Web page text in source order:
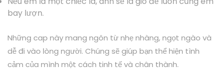
bay lượn.
Những cap này mang ngôn từ nhẹ nhàng, ngọt ngào và
dễ đi vào lòng người. Chúng sẽ giúp bạn thể hiện tình
cảm của mình một cách tinh tế và chân thành.